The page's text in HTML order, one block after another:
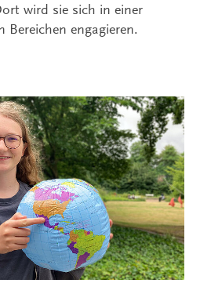
wird sie sich in einer
Bereichen engagieren.